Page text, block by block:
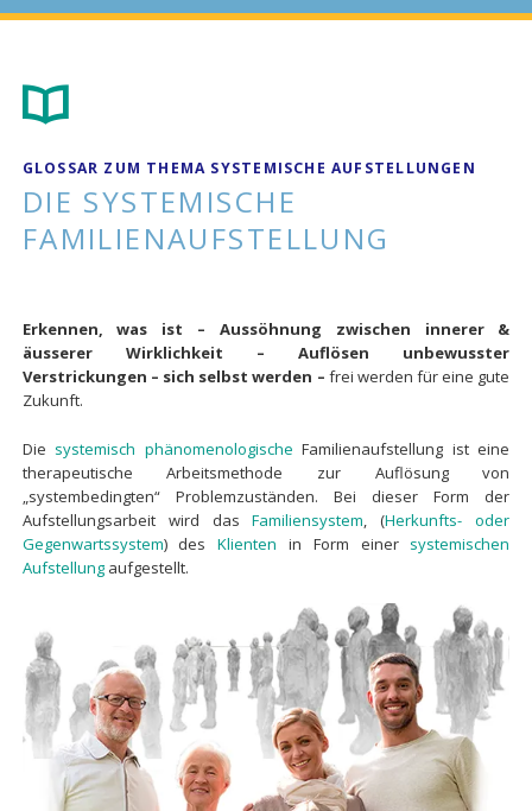
GLOSSAR ZUM THEMA SYSTEMISCHE AUFSTELLUNGEN
DIE SYSTEMISCHE
FAMILIENAUFSTELLUNG
Erkennen, was ist – Aussöhnung zwischen innerer &
äusserer Wirklichkeit –Auflösen unbewusster
Verstrickungen – sich selbst werden – frei werden für eine gute
Zukunft.
Die systemisch phänomenologische Familienaufstellung ist eine
therapeutische Arbeitsmethode zur Auflösung von
„systembedingten“ Problemzuständen. Bei dieser Form der
Aufstellungsarbeit wird dasFamiliensystem, (Herkunfts- oder
Gegenwartssystem) desKlienten in Form einer systemischen
Aufstellungaufgestellt.